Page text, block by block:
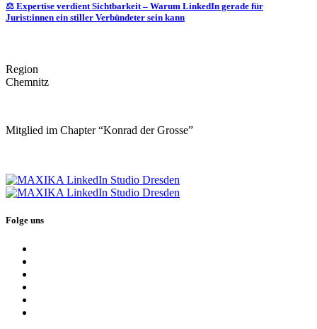
⚖️ Expertise verdient Sichtbarkeit – Warum LinkedIn gerade für
Jurist:innen ein stiller Verbündeter sein kann
Region
Chemnitz
Mitglied im Chapter “Konrad der Grosse”
Folge uns